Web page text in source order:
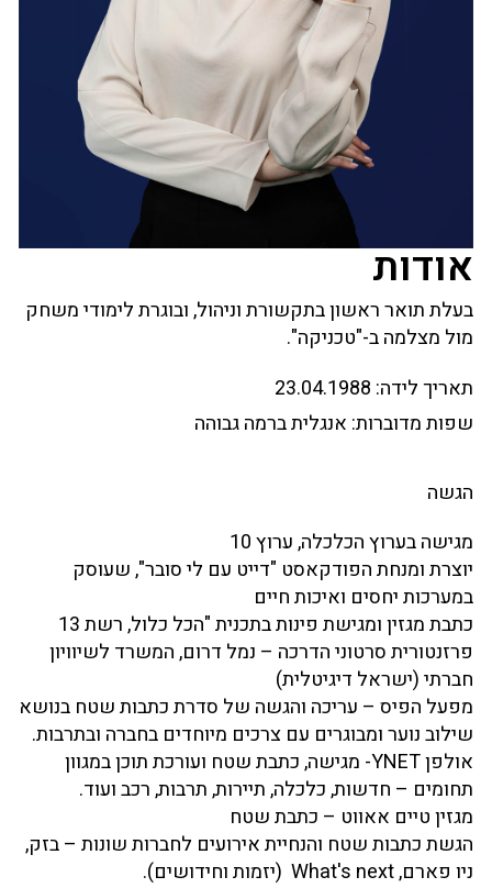
אודות
בעלת תואר ראשון בתקשורת וניהול, ובוגרת לימודי משחק
מול מצלמה ב-"טכניקה".
תאריך לידה:
שפות מדוברות: אנגלית ברמה גבוהה
הגשה
מגישה בערוץ הכלכלה, ערוץ 10
יוצרת ומנחת הפודקאסט "דייט עם לי סובר", שעוסק
במערכות יחסים ואיכות חיים
כתבת מגזין ומגישת פינות בתכנית "הכל כלול, רשת 13
פרזנטורית סרטוני הדרכה – נמל דרום, המשרד לשיוויון
חברתי (ישראל דיגיטלית)
מפעל הפיס – עריכה והגשה של סדרת כתבות שטח בנושא
שילוב נוער ומבוגרים עם צרכים מיוחדים בחברה ובתרבות.
אולפן YNET- מגישה, כתבת שטח ועורכת תוכן במגוון
תחומים – חדשות, כלכלה, תיירות, תרבות, רכב ועוד.
מגזין טיים אאווט – כתבת שטח
הגשת כתבות שטח והנחיית אירועים לחברות שונות – בזק,
ניו פארם, What's next (יזמות וחידושים).